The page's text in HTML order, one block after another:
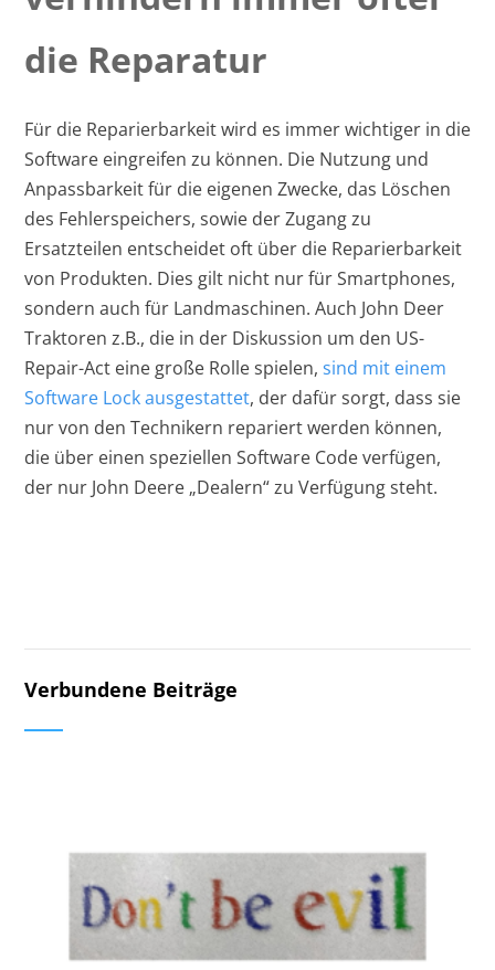
die Reparatur
Für die Reparierbarkeit wird es immer wichtiger in die
Software eingreifen zu können. Die Nutzung und
Anpassbarkeit für die eigenen Zwecke, das Löschen
des Fehlerspeichers, sowie der Zugang zu
Ersatzteilen entscheidet oft über die Reparierbarkeit
von Produkten. Dies gilt nicht nur für Smartphones,
sondern auch für Landmaschinen. Auch John Deer
Traktoren z.B., die in der Diskussion um den US-
Repair-Act eine große Rolle spielen, sind mit einem
Software Lock ausgestattet, der dafür sorgt, dass sie
nur von den Technikern repariert werden können,
die über einen speziellen Software Code verfügen,
der nur John Deere „Dealern“ zu Verfügung steht.
Verbundene Beiträge